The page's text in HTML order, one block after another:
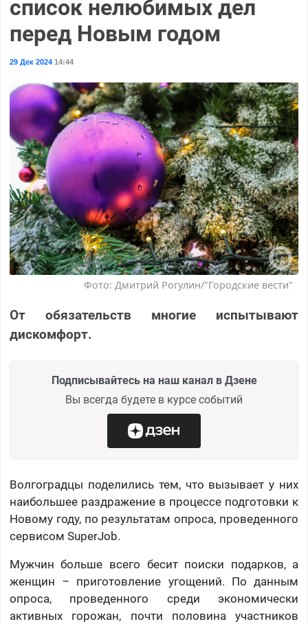
список нелюбимых дел
перед Новым годом
29 Дек 202414:44
Фото: Дмитрий Рогулин/"Городские вести"
От обязательств многие испытывают
дискомфорт.
Подписывайтесь на наш канал в Дзене
Вы всегда будете в курсе событий
Волгоградцы поделились тем, что вызывает у них
наибольшее раздражение в процессе подготовки к
Новому году, по результатам опроса, проведенного
сервисом SuperJob.
Мужчин больше всего бесит поиски подарков, а
женщин – приготовление угощений. По данным
опроса, проведенного среди экономически
активных горожан, почти половина участников